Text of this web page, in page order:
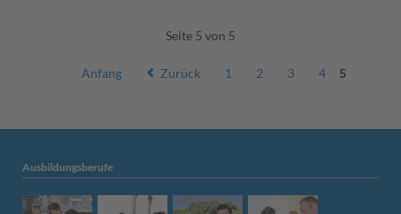
Kennenlernabend
Velden
Seite 5 von 5
Anfang Zurück 1 2 3 4 5
Ausbildungsberufe